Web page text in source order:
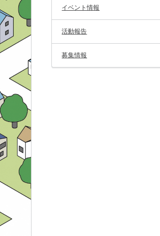
イベント情報
活動報告
募集情報